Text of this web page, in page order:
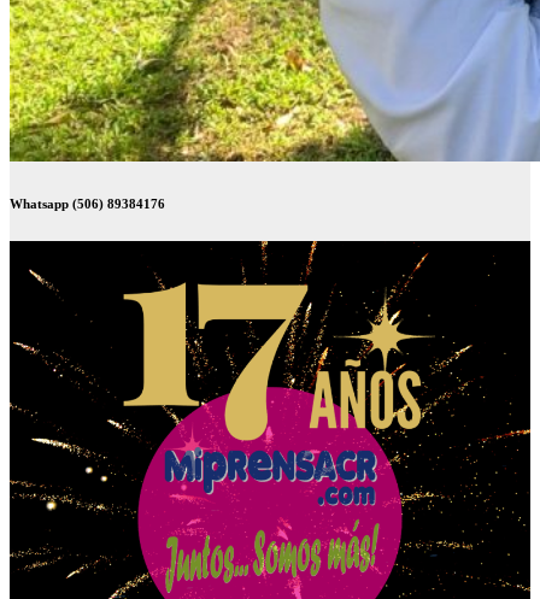
Whatsapp (506) 89384176